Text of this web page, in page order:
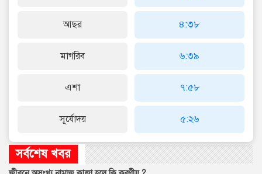
আছর
মাগরিব
এশা
সূর্যোদয়
৪:৩৮
৬:৩৯
৭:৫৮
৫:২৬
সর্বশেষ খবর